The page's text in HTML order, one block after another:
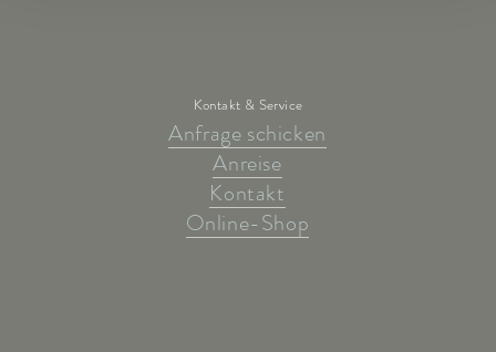
Kontakt & Service
Anfrage schicken
Anreise
Kontakt
Online-Shop